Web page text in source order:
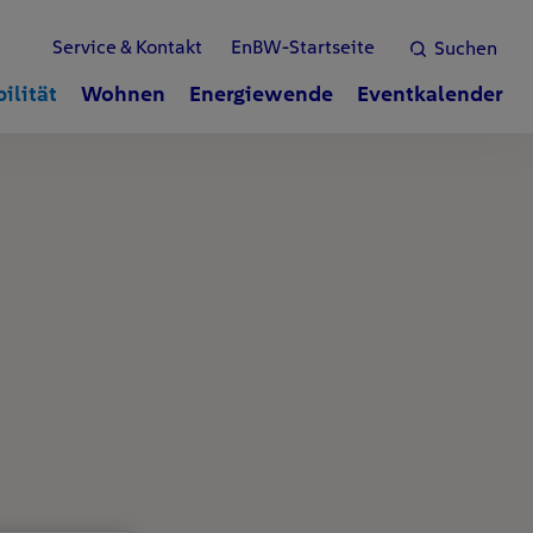
Suchen
Service & Kontakt EnBW-Startseite
Wohnen Energiewende Eventkalender